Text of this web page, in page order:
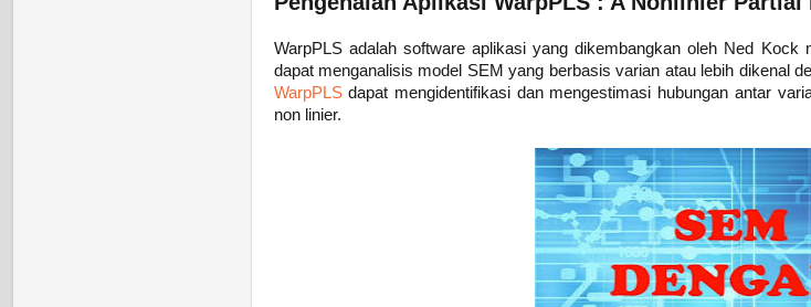
WarpPLS adalah software aplikasi yang dikembangkan oleh Ned
dapat menganalisis model SEM yang berbasis varian atau lebih dikenal
WarpPLSdapat mengidentifikasi dan mengestimasi hubungan antar
non linier.